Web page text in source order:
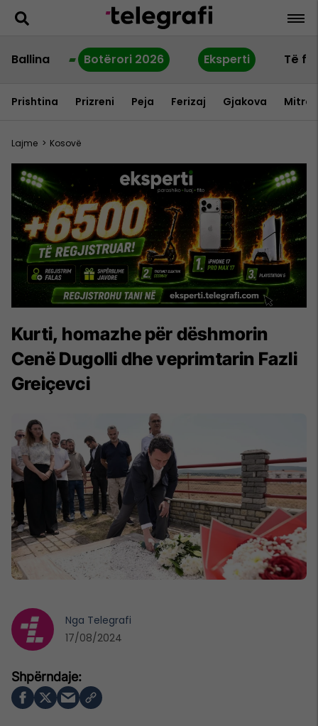
Ballina Botërori 2026 Eksperti Të
Prishtina Prizreni Peja Ferizaj Gjakova
Lajme > Kosovë
Kurti, homazhe për dëshmorin
Cenë Dugolli dhe veprimtarin Fazli
Greiçevci
Nga Telegrafi
17/08/2024